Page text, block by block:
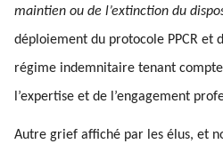
maintien ou de l’extinction du
déploiement du protocole PPCR et
régime indemnitaire tenant
l’expertise et de l’engagement
Autre grief affiché par les élus, et